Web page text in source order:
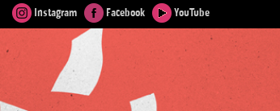
Instagram Facebook YouTube